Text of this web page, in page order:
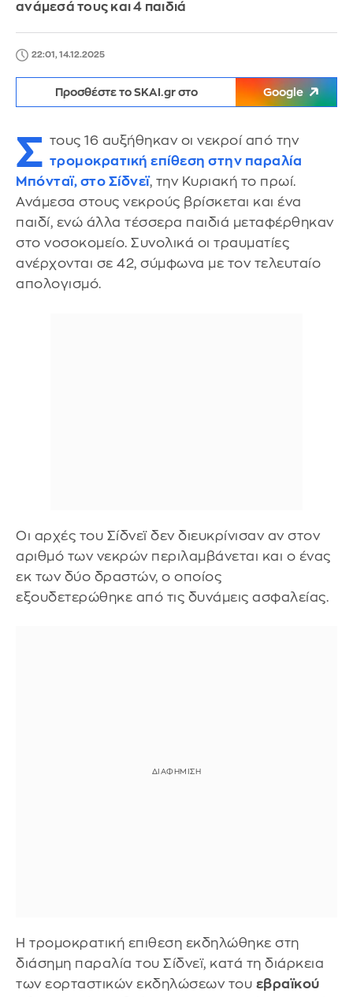
ανάμεσά τους και 4 παιδιά
22:01, 14.12.2025
Προσθέστε το SKAI.gr στο Google
Σ τους 16 αυξήθηκαν οι νεκροί από την
τρομοκρατική επίθεση στην παραλία
Μπόνταϊ, στο Σίδνεϊ, την Κυριακή το πρωί.
Ανάμεσα στους νεκρούς βρίσκεται και ένα
παιδί, ενώ άλλα τέσσερα παιδιά μεταφέρθηκαν
στο νοσοκομείο. Συνολικά οι τραυματίες
ανέρχονται σε 42, σύμφωνα με τον τελευταίο
απολογισμό.
Οι αρχές του Σίδνεϊ δεν διευκρίνισαν αν στον
αριθμό των νεκρών περιλαμβάνεται και ο ένας
εκ των δύο δραστών, ο οποίος
εξουδετερώθηκε από τις δυνάμεις ασφαλείας.
Η τρομοκρατική επιθεση εκδηλώθηκε στη
διάσημη παραλία του Σίδνεϊ, κατά τη διάρκεια
των εορταστικών εκδηλώσεων του εβραϊκού